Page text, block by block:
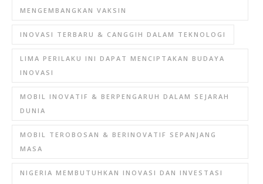
MENGEMBANGKAN VAKSIN
INOVASI TERBARU & CANGGIH DALAM TEKNOLOGI
LIMA PERILAKU INI DAPAT MENCIPTAKAN BUDAYA
INOVASI
MOBIL INOVATIF & BERPENGARUH DALAM SEJARAH
DUNIA
MOBIL TEROBOSAN & BERINOVATIF SEPANJANG
MASA
NIGERIA MEMBUTUHKAN INOVASI DAN INVESTASI